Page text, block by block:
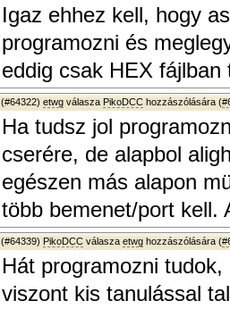
Igaz ehhez kell, hogy
programozni és
eddig csak HEX fájlban
(#64322) etwg válasza PikoDCC hozzászólására (
Ha tudsz jol
cserére, de alapbol
egészen más alapon
több bemenet/port kell.
(#64339) PikoDCC válasza etwg hozzászólására (
Hát programozni
viszont kis tanulással